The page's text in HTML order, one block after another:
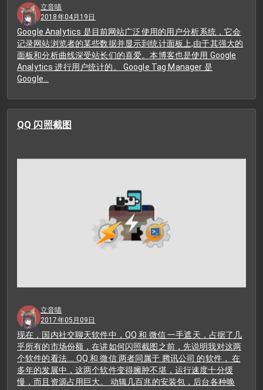
立音喵
2018年04月19日
Google Analytics 是目前网站广泛使用的用户分析系统，它会
记录网站浏览者的某些数据并显示到统计面板上,由于其强大的
面板和分析曲线深受站长们的喜爱。本博客也是使用 Google
Analytics 进行用户统计的。 Google Tag Manager 是
Google…
QQ 闪照截图
立音喵
2017年05月09日
现在，国内社交聊天软件中，QQ 和 微信 一手遮天，占据了几
乎所有的市场份额，在讲如何闪照截图之前，先说明我对这两
个软件的看法.... QQ 和 微信 两者同属于 腾讯公司 的软件， 在
多年的发展中，这两个软件变得臃肿不堪，运行速度十分缓
慢，而且资源占用巨大。 动辄几百兆的安装包，后台各种唤